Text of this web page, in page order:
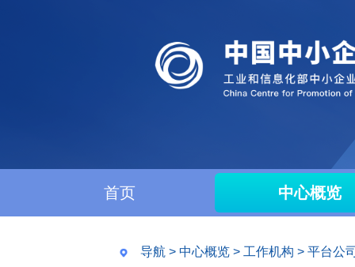
首页 中心概览
导航 > 中心概览 > 工作机构 > 平台公